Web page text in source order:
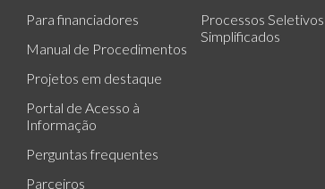
Para financiadores
Manual de Procedimentos
Projetos em destaque
Portal de Acesso à
Informação
Perguntas frequentes
Parceiros
Processos Seletivos
Simplificados